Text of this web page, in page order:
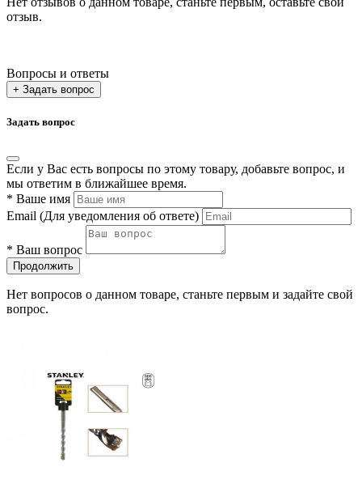
отзыв.
Вопросы и ответы
+ Задать вопрос
Задать вопрос
Если у Вас есть вопросы по этому товару, добавьте вопрос, и
мы ответим в ближайшее время.
* Ваше имя
Email (Для уведомления об ответе)
* Ваш вопрос
Продолжить
Нет вопросов о данном товаре, станьте первым и задайте свой
вопрос.